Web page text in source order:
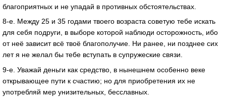
благоприятных и не упадай в противных обстоятельствах.
8-е. Между 25 и 35 годами твоего возраста советую тебе искать
для себя подруги, в выборе которой наблюди осторожность, ибо
от неё зависит всё твоё благополучие. Ни ранее, ни позднее сих
лет я не желал бы тебе вступать в супружеские связи.
9-е. Уважай деньги как средство, в нынешнем особенно веке
открывающее пути к счастию; но для приобретения их не
употребляй мер унизительных, бесславных.